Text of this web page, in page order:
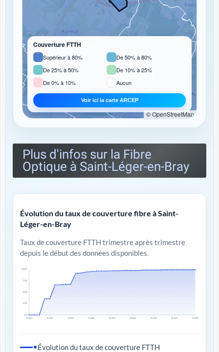
Couverture FTTH
Supérieur à 80%
De 50% à 80%
De 25% à 50%
De 10% à 25%
De 0% à 10%
Aucun
Voir ici la carte ARCEP
© OpenStreetMap
Plus d'infos sur la Fibre
Optique à Saint-Léger-en-Bray
Évolution du taux de couverture fibre à Saint-
Léger-en-Bray
Taux de couverture FTTH trimestre après trimestre
depuis le début des données disponibles.
0%
25%
50%
75%
100%
T4 2017 T4 2018 T4 2019 T4 2020 T4 2021 T4 2022 T4 2023 T4 2024 T4 2025
Évolution du taux de couverture FTTH